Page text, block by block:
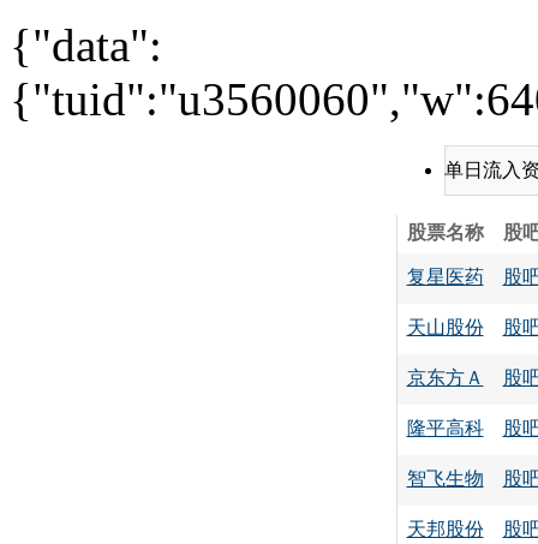
{"data":
单日流入
股票名称 股
复星医药 股
天山股份 股
京东方Ａ 股
隆平高科 股
智飞生物 股
天邦股份 股